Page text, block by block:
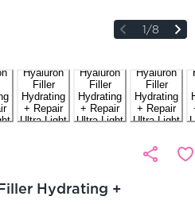
1/8
Hydrating +